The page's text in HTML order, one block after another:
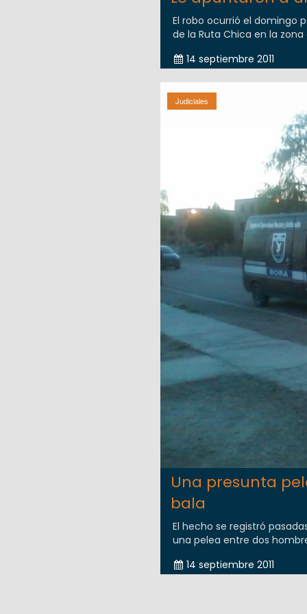
El robo ocurrió el domingo
de la Ruta Chica en la
14 septiembre 2011
Judiciales
Una presunta
bala
El hecho se registró
una pelea entre dos
14 septiembre 2011